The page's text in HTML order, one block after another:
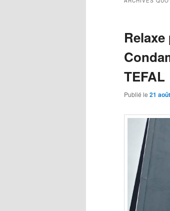
TEFAL
Publié le 21